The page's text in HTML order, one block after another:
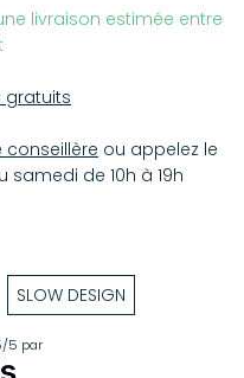
livraison estimée entre
gratuits
ou appelez le
samedi de 10h à 19h
SLOW DESIGN
5 par